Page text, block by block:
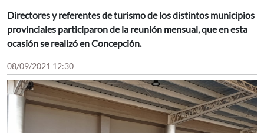
Directores y referentes de turismo de los distintos municipios
provinciales participaron de la reunión mensual, que en esta
ocasión se realizó en Concepción.
08/09/2021 12:30